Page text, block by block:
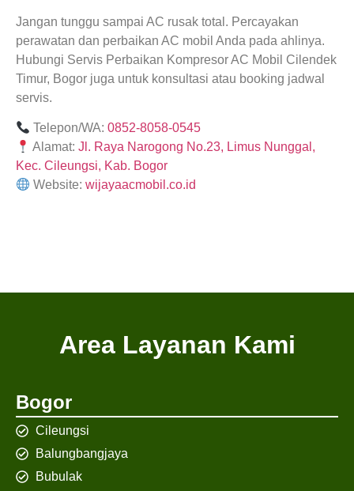
Jangan tunggu sampai AC rusak total. Percayakan
perawatan dan perbaikan AC mobil Anda pada ahlinya.
Hubungi Servis Perbaikan Kompresor AC Mobil Cilendek
Timur, Bogor juga untuk konsultasi atau booking jadwal
servis.
Telepon/WA:0852-8058-0545
Alamat:Jl. Raya Narogong No.23, Limus Nunggal,
Kec. Cileungsi, Kab. Bogor
Website:wijayaacmobil.co.id
Area Layanan Kami
Bogor
Cileungsi
Balungbangjaya
Bubulak